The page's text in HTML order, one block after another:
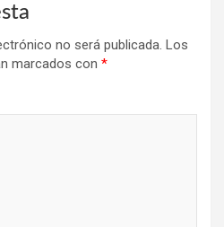
no será publicada. Los
marcados con *